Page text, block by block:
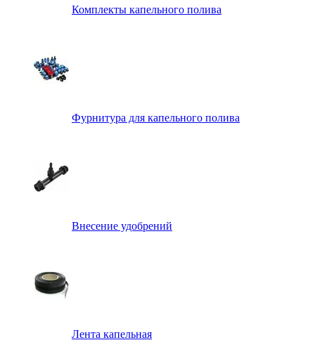
Комплекты капельного полива
Фурнитура для капельного полива
Внесение удобрений
Лента капельная